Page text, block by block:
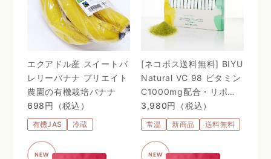
エクアドル産 スイートバ
レリーバナナ プリエイト
農園の有機栽培バナナ
698円（税込）
有機JAS 冷蔵
[ネコポス送料無料] BIYU
Natural VC 98 ビタミン
C1000mg配合・リポゾ
ームＶＣ配合〜 24時間、
体温を感じるビタミン
C。98%植物由来のリポ
ソーム処方 〜
3,980円（税込）
常温 新商品 送料無料